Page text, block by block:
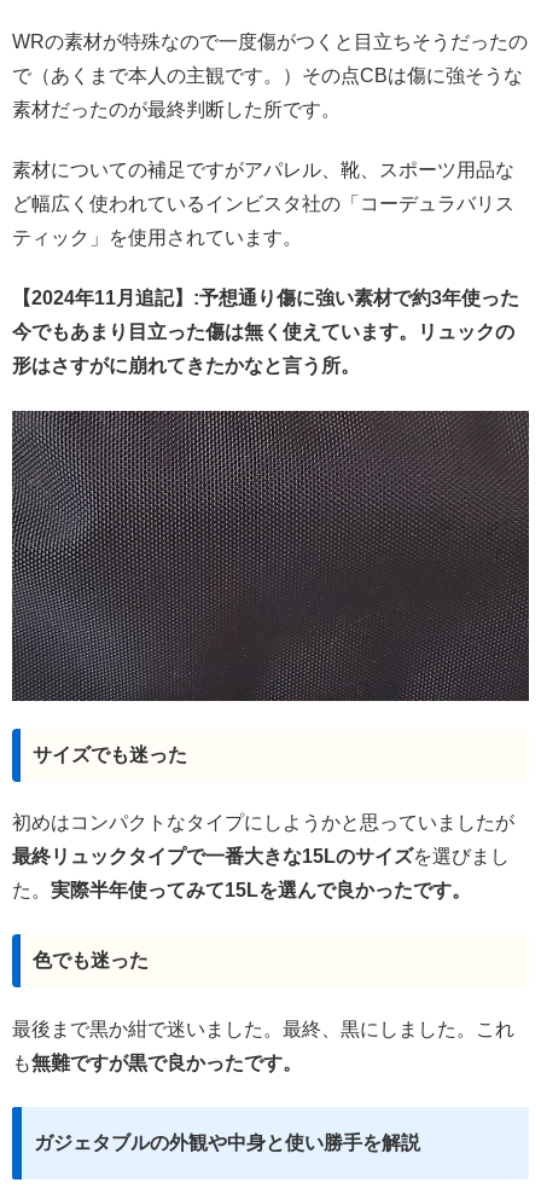
WRの素材が特殊なので一度傷がつくと目立ちそうだったの
で（あくまで本人の主観です。）その点CBは傷に強そうな
素材だったのが最終判断した所です。
素材についての補足ですがアパレル、靴、スポーツ用品な
ど幅広く使われているインビスタ社の「コーデュラバリス
ティック」を使用されています。
【2024年11月追記】:予想通り傷に強い素材で約3年使った
今でもあまり目立った傷は無く使えています。リュックの
形はさすがに崩れてきたかなと言う所。
サイズでも迷った
初めはコンパクトなタイプにしようかと思っていましたが
最終リュックタイプで一番大きな15Lのサイズを選びまし
た。 実際半年使ってみて15Lを選んで良かったです。
色でも迷った
最後まで黒か紺で迷いました。最終、黒にしました。これ
も無難ですが黒で良かったです。
ガジェタブルの外観や中身と使い勝手を解説